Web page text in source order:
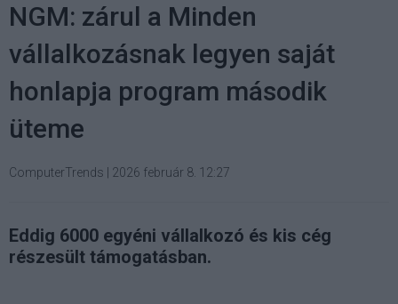
NGM: zárul a Minden
vállalkozásnak legyen saját
honlapja program második
üteme
ComputerTrends 2026 február 8. 12:27
Eddig 6000 egyéni vállalkozó és kis cég
részesült támogatásban.